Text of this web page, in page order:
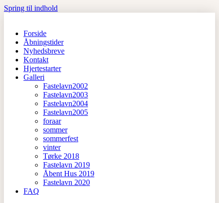
Spring til indhold
Forside
Åbningstider
Nyhedsbreve
Kontakt
Hjertestarter
Galleri
Fastelavn2002
Fastelavn2003
Fastelavn2004
Fastelavn2005
foraar
sommer
sommerfest
vinter
Tørke 2018
Fastelavn 2019
Åbent Hus 2019
Fastelavn 2020
FAQ